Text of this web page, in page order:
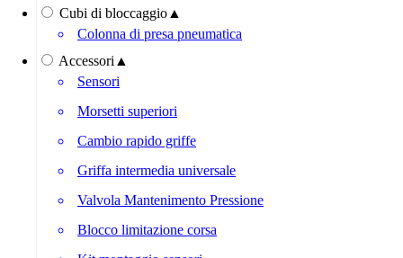
Cubi di bloccaggio ▲
Colonna di presa pneumatica
Accessori ▲
Sensori
Morsetti superiori
Cambio rapido griffe
Griffa intermedia universale
Valvola Mantenimento Pressione
Blocco limitazione corsa